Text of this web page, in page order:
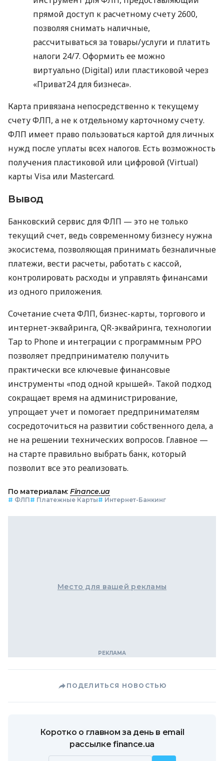
прямой доступ к расчетному счету 2600,
позволяя снимать наличные,
рассчитываться за товары/услуги и платить
налоги 24/7. Оформить ее можно
виртуально (Digital) или пластиковой через
«Приват24 для бизнеса».
Карта привязана непосредственно к текущему
счету ФЛП, а не к отдельному карточному счету.
ФЛП имеет право пользоваться картой для личных
нужд после уплаты всех налогов. Есть возможность
получения пластиковой или цифровой (Virtual)
карты Visa или Mastercard.
Вывод
Банковский сервис для ФЛП — это не только
текущий счет, ведь современному бизнесу нужна
экосистема, позволяющая принимать безналичные
платежи, вести расчеты, работать с кассой,
контролировать расходы и управлять финансами
из одного приложения.
Сочетание счета ФЛП, бизнес-карты, торгового и
интернет-эквайринга, QR-эквайринга, технологии
Tap to Phone и интеграции с программным РРО
позволяет предпринимателю получить
практически все ключевые финансовые
инструменты «под одной крышей». Такой подход
сокращает время на администрирование,
упрощает учет и помогает предпринимателям
сосредоточиться на развитии собственного дела, а
не на решении технических вопросов. Главное —
на старте правильно выбрать банк, который
позволит все это реализовать.
По материалам: Finance.ua
# ФЛП# Платежные Карты# Интернет-Банкинг
Место для вашей рекламы
ПОДЕЛИТЬСЯ НОВОСТЬЮ
Коротко о главном за день в email
рассылке finance.ua